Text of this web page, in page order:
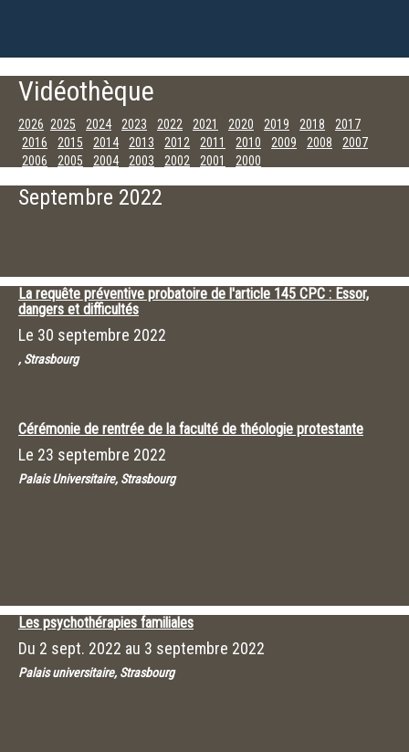
Vidéothèque
2026 2025 2024 2023 2022 2021 2020 2019 2018
2017
2016
2015 2014 2013 2012 2011 2010 2009 2008
2007
2006
2005 2004 2003 2002 2001
2000
Septembre 2022
La requête préventive probatoire de l'article 145 CPC : Essor,
dangers et difficultés
Le 30 septembre 2022
, Strasbourg
Cérémonie de rentrée de la faculté de théologie protestante
Le 23 septembre 2022
Palais Universitaire, Strasbourg
Les psychothérapies familiales
Du 2 sept. 2022 au 3 septembre 2022
Palais universitaire, Strasbourg